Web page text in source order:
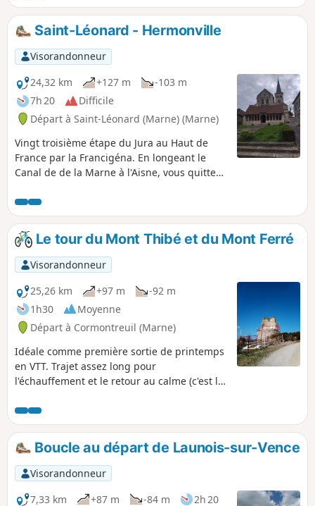
Saint-Léonard - Hermonville
Visorandonneur
24,32 km
+127 m
-103 m
7h 20
Difficile
Départ à Saint-Léonard (Marne) (Marne)
Vingt troisième étape du Jura au Haut de
France par la Francigéna. En longeant le
Canal de de la Marne à l'Aisne, vous quittez
montagne de Reims pour arriver à Reims et
sa Cathédrale Notre-Dame. Lors de la
traversée de Reims, de nombreux
patrimoines vous y attendent : la cathédrale
bien entendu, mais également la basilique
Saint-Rémi, les vestiges gallo-romains ou les
gravures d’Albrecht Dürer. Puis vous laissez
cette belle ville pour continuer en alternant
vignoble et forêt, en direction du Massif de
Saint-Thierry est l’une des quatre zones de
production du Champagne.
Le tour du Mont Thibé et du Mont Ferré
Visorandonneur
25,26 km
+97 m
-92 m
1h30
Moyenne
Départ à Cormontreuil (Marne)
Idéale comme première sortie de printemps
en VTT. Trajet assez long pour
l'échauffement et le retour au calme (c'est le
points de vue en hauteur sur
l'environnement. Peut s'avérer plus difficile
si le temps est humide.
Boucle au départ de Launois-sur-Vence
Visorandonneur
7,33 km
+87 m -84 m
2h 20